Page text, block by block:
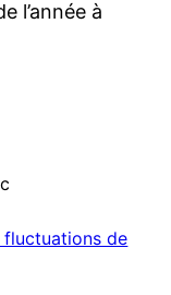
l’année à
de